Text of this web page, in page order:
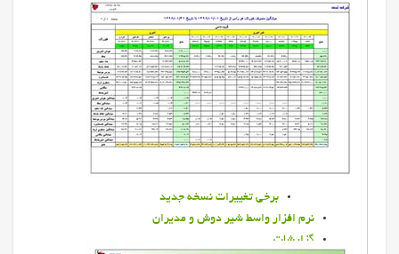
نرم افزارقیمت تمام شده دام سبک
نرم افزار فرانگر
نرم افزار سام
راهنمای نصب نرم افزار سام
راهنمای استفاده از نرم افزار سام
آنتي ويروس آويرا
نرم افزار مديريت دامپروري
ويژگي هاي نرم افزار مديران
برخي تغييرات نسخه جديد
نرم افزار واسط شير دوش و مديران
گزارشات